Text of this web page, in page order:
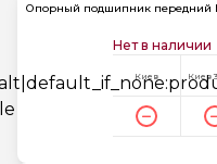
Опорный подшипник передний
Нет в наличии
Киев Киев